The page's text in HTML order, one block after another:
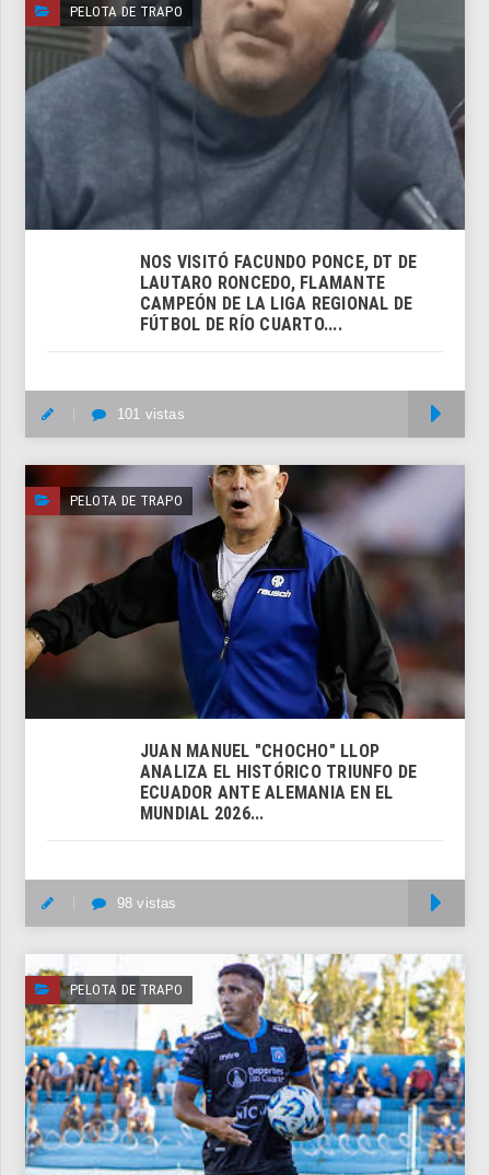
PELOTA DE TRAPO
NOS VISITÓ FACUNDO PONCE, DT DE
LAUTARO RONCEDO, FLAMANTE
CAMPEÓN DE LA LIGA REGIONAL DE
FÚTBOL DE RÍO CUARTO....
101 vistas
PELOTA DE TRAPO
JUAN MANUEL "CHOCHO" LLOP
ANALIZA EL HISTÓRICO TRIUNFO DE
ECUADOR ANTE ALEMANIA EN EL
MUNDIAL 2026...
98 vistas
PELOTA DE TRAPO